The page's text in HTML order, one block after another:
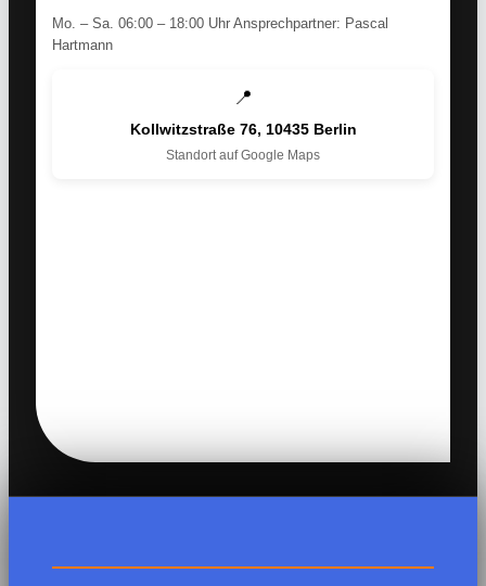
Mo. – Sa. 06:00 – 18:00 Uhr Ansprechpartner: Pascal
Hartmann
📍
Kollwitzstraße 76, 10435 Berlin
Standort auf Google Maps